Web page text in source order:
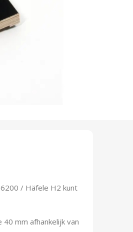
/ Häfele H2 kunt
mm afhankelijk van